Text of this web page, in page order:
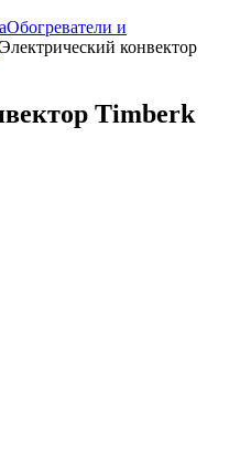
Обогреватели и
Электрический конвектор
Timberk